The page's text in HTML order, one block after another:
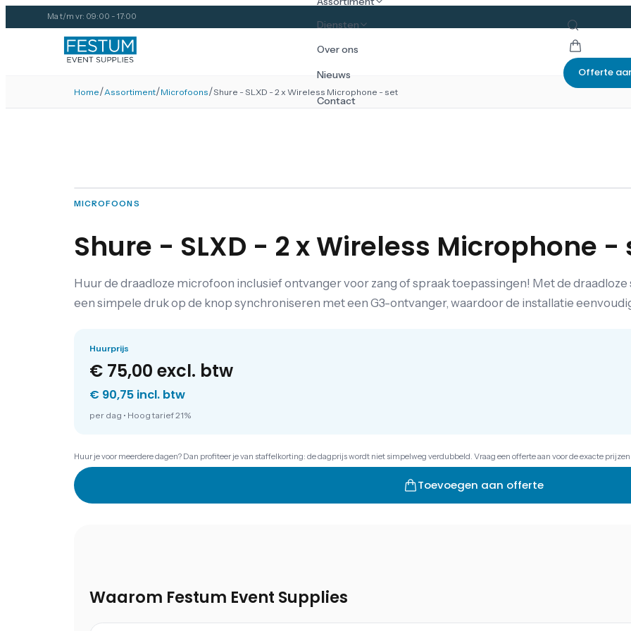
Ma t/m vr: 09:00 - 17:00
Diensten
Over ons
Nieuws
Contact
Offerte
Home/Assortiment/Microfoons/Shure - SLXD - 2 x Wireless Microphone - set
MICROFOONS
Shure - SLXD - 2 x Wireless Microphone -
Huur de draadloze microfoon inclusief ontvanger voor zang of spraak toepassingen! Met de
een simpele druk op de knop synchroniseren met een G3-ontvanger, waardoor de installatie
Huurprijs
€ 75,00 excl. btw
€ 90,75 incl. btw
per dag • Hoog tarief 21%
Huur je voor meerdere dagen? Dan profiteer je van staffelkorting: de dagprijs wordt niet simpelweg verdubbeld. Vraag een offerte aan voor de exacte
Toevoegen aan offerte
Waarom Festum Event Supplies